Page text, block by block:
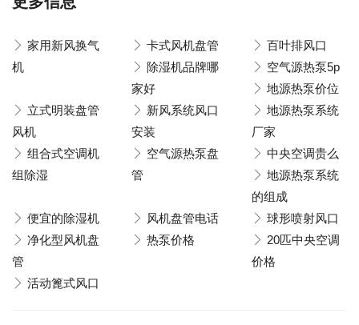
家用新风换气
机
卡式风机盘管
百叶排风口
除湿机品牌哪
家好
空气源热泵5p
地源热泵价位
立式明装盘管
风机
新风系统风口
安装
地源热泵系统
厂家
组合式空调机
组除湿
空气源热泵盘
管
中央空调贵么
地源热泵系统
的组成
便宜的除湿机
风机盘管电话
球形喷射风口
净化型风机盘
管
热泵价格
20匹中央空调
价格
活动篦式风口